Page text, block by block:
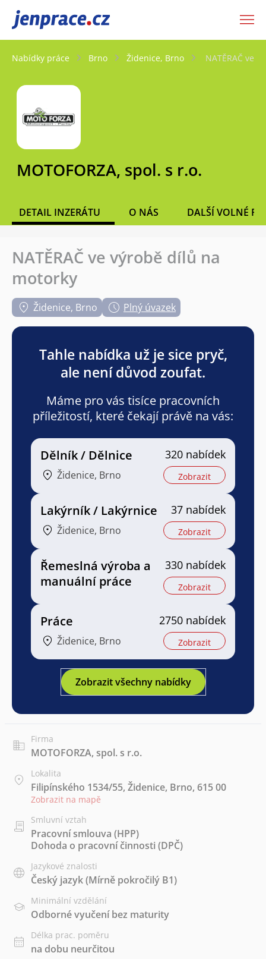
JenPráce.cz
Nabídky práce Brno Židenice, Brno NATĚRAČ ve
MOTOFORZA, spol. s r.o.
DETAIL INZERÁTU O NÁS DALŠÍ VOLNÉ
NATĚRAČ ve výrobě dílů na
motorky
Židenice, Brno Plný úvazek
Tahle nabídka už je sice pryč,
ale není důvod zoufat.
Máme pro vás tisíce pracovních
příležitostí, které čekají právě na vás:
Dělník / Dělnice
Židenice, Brno
320 nabídek
Zobrazit
Lakýrník / Lakýrnice
Židenice, Brno
37 nabídek
Zobrazit
Řemeslná výroba a
manuální práce
330 nabídek
Zobrazit
Práce
Židenice, Brno
2750 nabídek
Zobrazit
Zobrazit všechny nabídky
Firma
MOTOFORZA, spol. s r.o.
Lokalita
Filipínského 1534/55, Židenice, Brno, 615 00
Zobrazit na mapě
Smluvní vztah
Pracovní smlouva (HPP)
Dohoda o pracovní činnosti (DPČ)
Jazykové znalosti
Český jazyk(Mírně pokročilý B1)
Minimální vzdělání
Odborné vyučení bez maturity
Délka prac. poměru
na dobu neurčitou